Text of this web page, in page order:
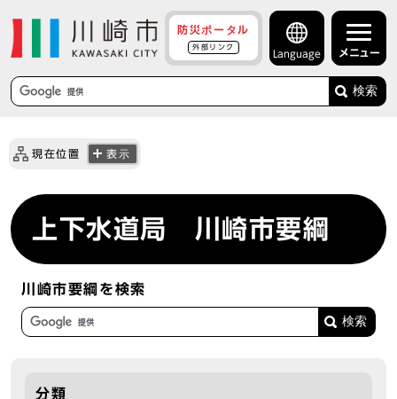
防災ポータル
外部リンク
Language メニュー
検索
現在位置 表示
上下水道局 川崎市要綱
川崎市要綱を検索
分類